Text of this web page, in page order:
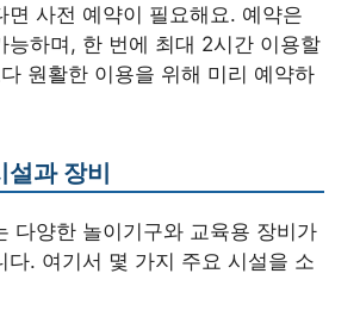
면 사전 예약이 필요해요. 예약은
능하며, 한 번에 최대 2시간 이용할
원활한 이용을 위해 미리 예약하
설과 장비
다양한 놀이기구와 교육용 장비가
다. 여기서 몇 가지 주요 시설을 소